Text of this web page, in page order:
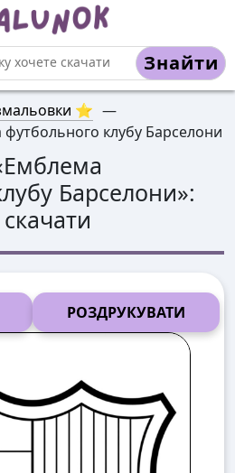
Знайти
⭐ —
клубу Барселони
Емблема
Барселони»:
РОЗДРУКУВАТИ